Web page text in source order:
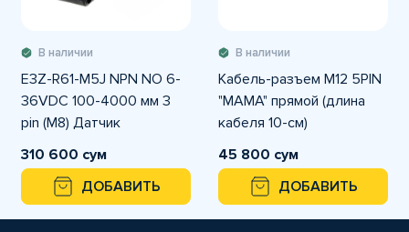
В наличии
E3Z-R61-M5J NPN NO 6-
36VDC 100-4000 мм 3
pin (M8) Датчик
фотоэлектрический
диапазон срабатывания
310 600 сум
ДОБАВИТЬ
В наличии
Кабель-разъем M12 5PIN
"MAMA" прямой (длина
кабеля 10-см)
45 800 сум
ДОБАВИТЬ